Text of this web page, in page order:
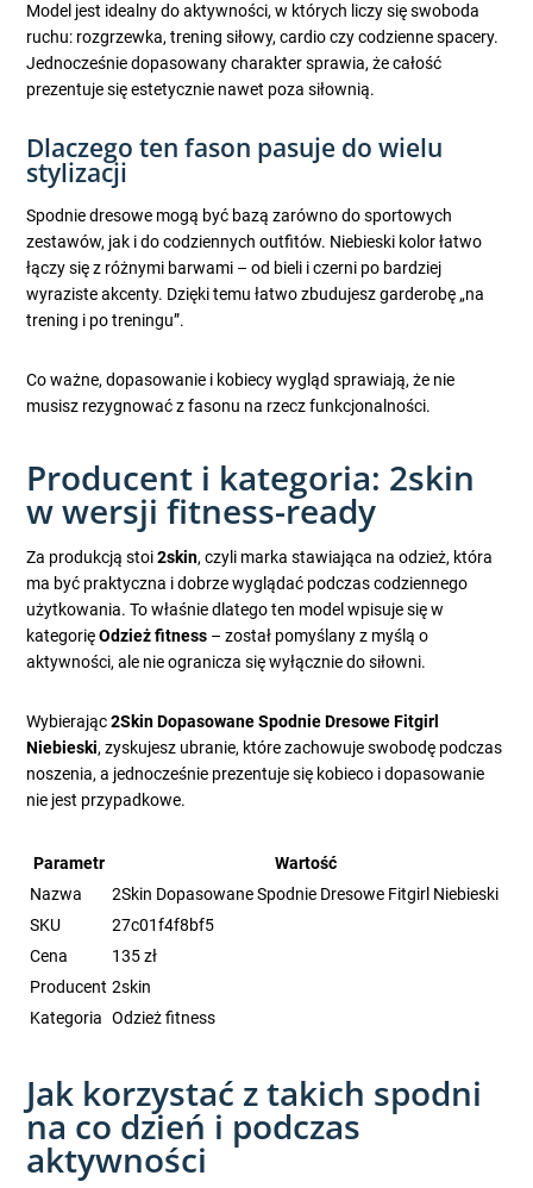
Model jest idealny do aktywności, w których liczy się swoboda
ruchu: rozgrzewka, trening siłowy, cardio czy codzienne spacery.
Jednocześnie dopasowany charakter sprawia, że całość
prezentuje się estetycznie nawet poza siłownią.
Dlaczego ten fason pasuje do wielu
stylizacji
Spodnie dresowe mogą być bazą zarówno do sportowych
zestawów, jak i do codziennych outfitów. Niebieski kolor łatwo
łączy się z różnymi barwami – od bieli i czerni po bardziej
wyraziste akcenty. Dzięki temu łatwo zbudujesz garderobę „na
trening i po treningu”.
Co ważne, dopasowanie i kobiecy wygląd sprawiają, że nie
musisz rezygnować z fasonu na rzecz funkcjonalności.
Producent i kategoria: 2skin
w wersji fitness-ready
Za produkcją stoi2skin, czyli marka stawiająca na odzież, która
ma być praktyczna i dobrze wyglądać podczas codziennego
użytkowania. To właśnie dlatego ten model wpisuje się w
kategorięOdzież fitness – został pomyślany z myślą o
aktywności, ale nie ogranicza się wyłącznie do siłowni.
Wybierając2Skin Dopasowane Spodnie Dresowe Fitgirl
Niebieski, zyskujesz ubranie, które zachowuje swobodę podczas
noszenia, a jednocześnie prezentuje się kobieco i dopasowanie
nie jest przypadkowe.
Parametr
Wartość
Nazwa
2Skin Dopasowane Spodnie Dresowe Fitgirl Niebieski
SKU
27c01f4f8bf5
Cena
135 zł
Producent 2skin
Kategoria Odzież fitness
Jak korzystać z takich spodni
na co dzień i podczas
aktywności